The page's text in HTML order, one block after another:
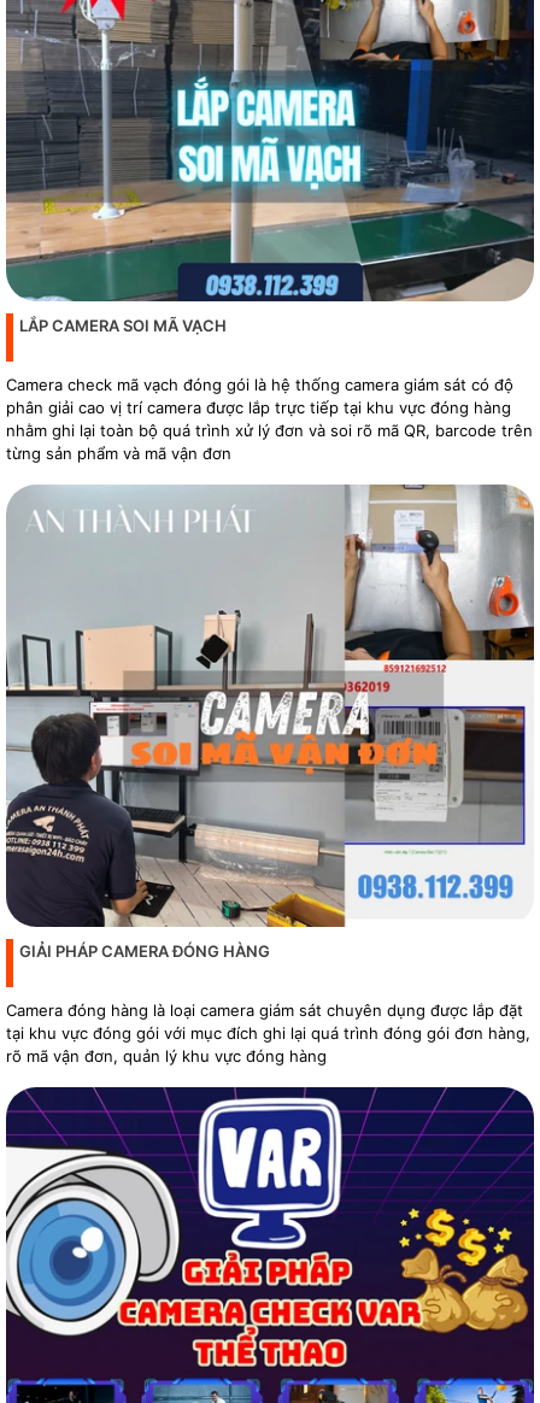
LẮP CAMERA SOI MÃ VẠCH
Camera check mã vạch đóng gói là hệ thống camera giám sát có độ
phân giải cao vị trí camera được lắp trực tiếp tại khu vực đóng hàng
nhằm ghi lại toàn bộ quá trình xử lý đơn và soi rõ mã QR, barcode trên
từng sản phẩm và mã vận đơn
GIẢI PHÁP CAMERA ĐÓNG HÀNG
Camera đóng hàng là loại camera giám sát chuyên dụng được lắp đặt
tại khu vực đóng gói với mục đích ghi lại quá trình đóng gói đơn hàng,
rõ mã vận đơn, quản lý khu vực đóng hàng